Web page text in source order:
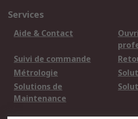
Services
Aide & Contact
Suivi de commande
Métrologie
Solutions de
Maintenance